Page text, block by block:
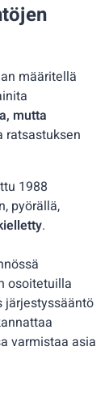
määritellä
mutta
ratsastuksen
1988
pyörällä,
.
osoitetuilla
järjestyssääntö
varmistaa asia